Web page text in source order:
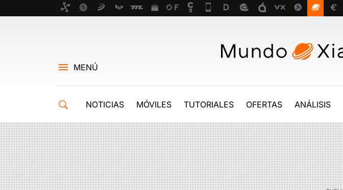
MENÚ
NOTICIAS MÓVILES TUTORIALES OFERTAS ANÁLISIS